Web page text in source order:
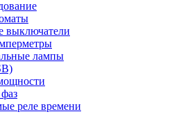
выключатели
лампы
реле времени